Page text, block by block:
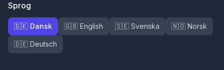
Sprog
🇩🇰 Dansk 🇬🇧 English 🇸🇪 Svenska 🇳🇴 Norsk
🇩🇪 Deutsch